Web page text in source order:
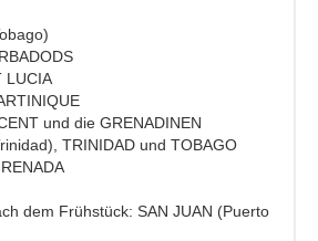
LUCIA
und die GRENADINEN
TRINIDAD und TOBAGO
dem Frühstück: SAN JUAN (Puerto